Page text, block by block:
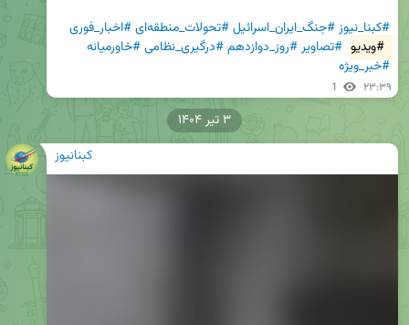
#کبنا_نیوز#جنگ_ایران_اسرائیل#تحولات_منطقه‌ای
#اخبار_فوری
#ویدیو #تصاویر#روز_دوازدهم#درگیری_نظامی#خاورمیانه
#خبر_ویژه
1 ۲۳:۳۹
کبنانیوز
۳ تیر ۱۴۰۴